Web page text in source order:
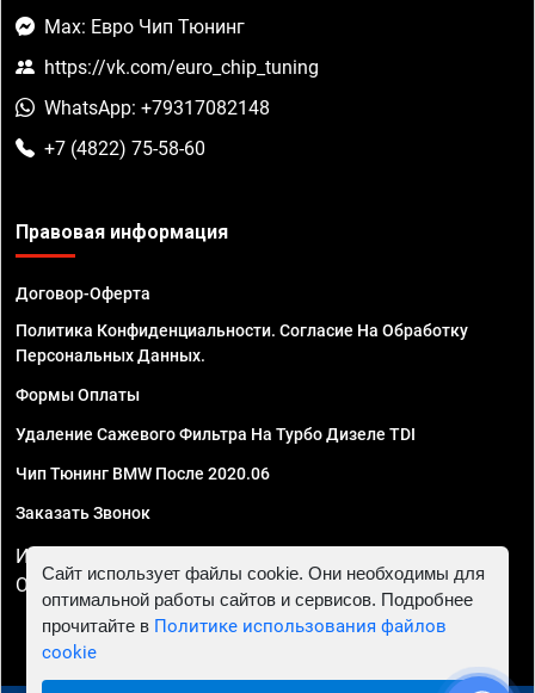
Max: Евро Чип Тюнинг
https://vk.com/euro_chip_tuning
WhatsApp: +79317082148
+7 (4822) 75-58-60
Правовая информация
Договор-Оферта
Политика Конфиденциальности. Согласие На Обработку
Персональных Данных.
Формы Оплаты
Удаление Сажевого Фильтра На Турбо Дизеле TDI
Чип Тюнинг BMW После 2020.06
Заказать Звонок
ИП Смирнов Георгий Павлович. ИНН 781302555843,
ОГРНИП 324470400032610
Сайт использует файлы cookie. Они необходимы для
оптимальной работы сайтов и сервисов. Подробнее
прочитайте в Политике использования файлов
cookie